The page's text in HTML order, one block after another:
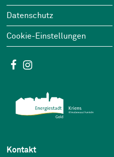
Datenschutz
Cookie-Einstellungen
Social Media
Facebook
Kontakt